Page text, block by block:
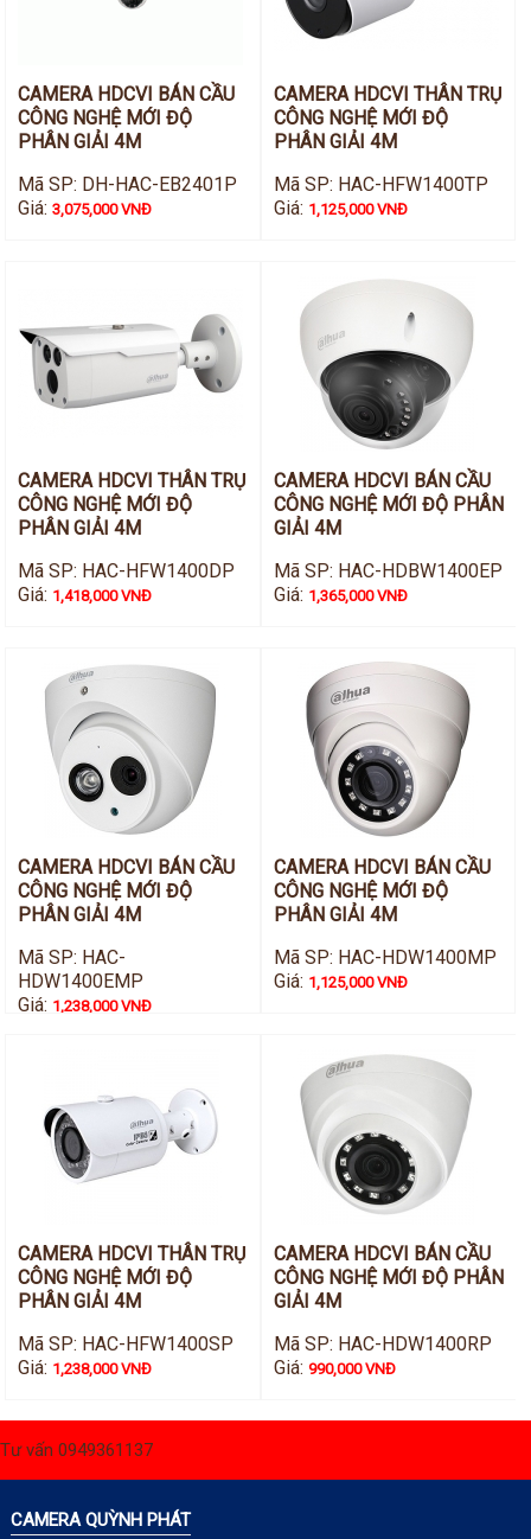
CAMERA HDCVI BÁN CẦU
CÔNG NGHỆ MỚI ĐỘ
PHÂN GIẢI 4M
Mã SP: DH-HAC-EB2401P
Giá:3,075,000 VNĐ
CAMERA HDCVI THÂN TRỤ
CÔNG NGHỆ MỚI ĐỘ
PHÂN GIẢI 4M
Mã SP: HAC-HFW1400TP
Giá: 1,125,000 VNĐ
CAMERA HDCVI THÂN TRỤ
CÔNG NGHỆ MỚI ĐỘ
PHÂN GIẢI 4M
Mã SP: HAC-HFW1400DP
Giá: 1,418,000 VNĐ
CAMERA HDCVI BÁN CẦU
CÔNG NGHỆ MỚI ĐỘ PHÂN
GIẢI 4M
Mã SP: HAC-HDBW1400EP
Giá: 1,365,000 VNĐ
CAMERA HDCVI BÁN CẦU
CÔNG NGHỆ MỚI ĐỘ
PHÂN GIẢI 4M
Mã SP: HAC-
HDW1400EMP
Giá: 1,238,000 VNĐ
CAMERA HDCVI BÁN CẦU
CÔNG NGHỆ MỚI ĐỘ
PHÂN GIẢI 4M
Mã SP: HAC-HDW1400MP
Giá: 1,125,000 VNĐ
CAMERA HDCVI THÂN TRỤ
CÔNG NGHỆ MỚI ĐỘ
PHÂN GIẢI 4M
Mã SP: HAC-HFW1400SP
Giá: 1,238,000 VNĐ
CAMERA HDCVI BÁN CẦU
CÔNG NGHỆ MỚI ĐỘ PHÂN
GIẢI 4M
Mã SP: HAC-HDW1400RP
Giá: 990,000 VNĐ
Tư vấn 0949361137
CAMERA QUỲNH PHÁT